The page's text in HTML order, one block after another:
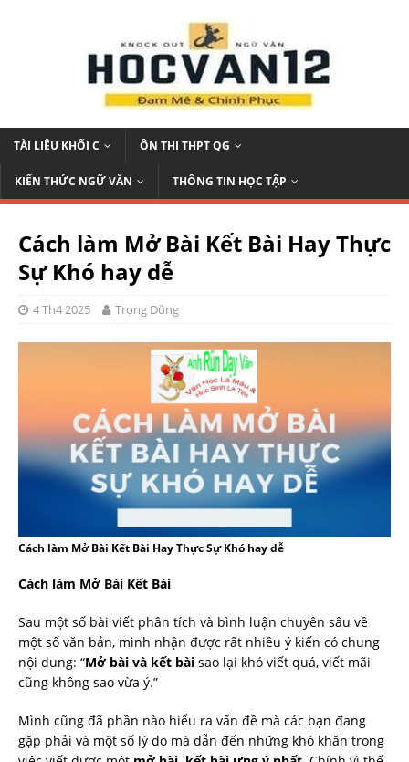
TÀI LIỆU KHỐI C ÔN THI THPT QG
KIẾN THỨC NGỮ VĂN THÔNG TIN HỌC TẬP
Cách làm Mở Bài Kết Bài Hay Thực
Sự Khó hay dễ
4 Th4 2025 Trọng Dũng
Cách làm Mở Bài Kết Bài Hay Thực Sự Khó hay dễ
Cách làm Mở Bài Kết Bài
Sau một số bài viết phân tích và bình luận chuyên sâu về
một số văn bản, mình nhận được rất nhiều ý kiến có chung
nội dung: “Mở bài và kết bài sao lại khó viết quá, viết mãi
cũng không sao vừa ý.”
Mình cũng đã phần nào hiểu ra vấn đề mà các bạn đang
gặp phải và một số lý do mà dẫn đến những khó khăn trong